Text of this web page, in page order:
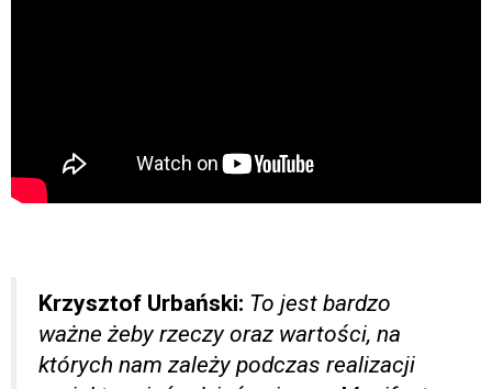
Krzysztof Urbański: To jest bardzo
ważne żeby rzeczy oraz wartości, na
których nam zależy podczas realizacji